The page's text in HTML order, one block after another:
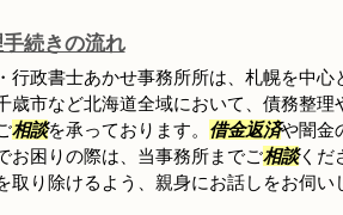
続きの流れ
行政書士あかせ事務所所は、札幌を中心
歳市など北海道全域において、債務整理
相談を承っております。 借金返済や闇金
お困りの際は、当事務所までご相談くだ
取り除けるよう、親身にお話しをお伺い